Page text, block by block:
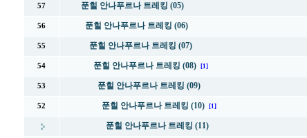
57 푼힐 안나푸르나 트레킹 (05)
56 푼힐 안나푸르나 트레킹 (06)
55 푼힐 안나푸르나 트레킹 (07)
54 푼힐 안나푸르나 트레킹 (08) [1]
53 푼힐 안나푸르나 트레킹 (09)
52 푼힐 안나푸르나 트레킹 (10) [1]
푼힐 안나푸르나 트레킹 (11)